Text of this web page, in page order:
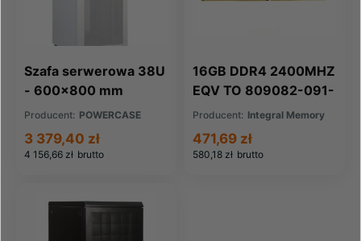
Szafa serwerowa 38U
- 600x800 mm
Producent: POWERCASE
4 156,66 zł brutto
3 379,40 zł
16GB DDR4 2400MHZ
EQV TO 809082-091-
IN FOR HP COMPAQ
Producent: Integral Memory
580,18 zł brutto
471,69 zł